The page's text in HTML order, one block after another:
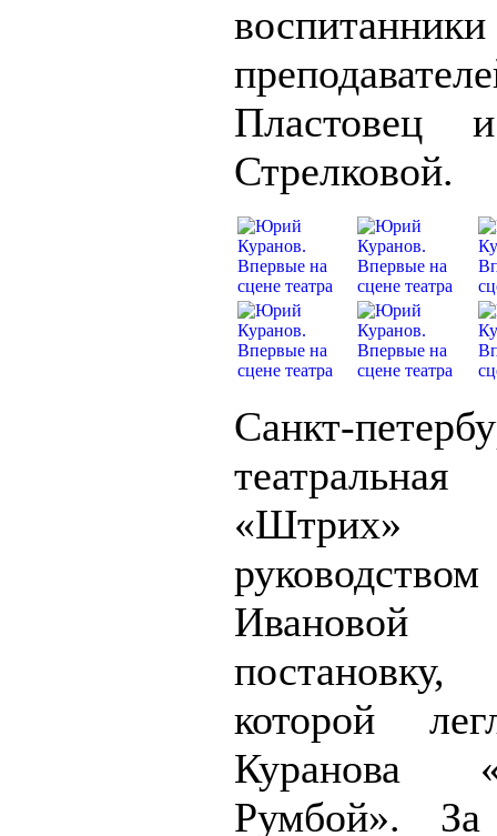
воспитанники
Пластовец
Стрелковой.
Санкт-
театральная
Ивановой
которой
Куранова
Румбой». За